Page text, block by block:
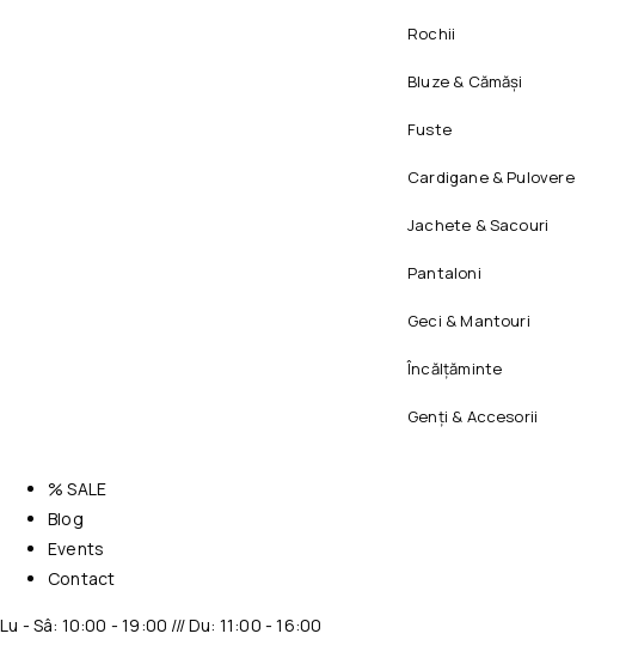
Rochii
Bluze & Cămăși
Fuste
Cardigane & Pulovere
Jachete & Sacouri
Pantaloni
Geci & Mantouri
Încălțăminte
Genți & Accesorii
% SALE
Blog
Events
Contact
Lu - Sâ: 10:00 - 19:00 /// Du: 11:00 - 16:00